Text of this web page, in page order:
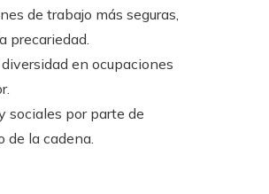
de trabajo más seguras,
precariedad.
en ocupaciones
sociales por parte de
de la cadena.